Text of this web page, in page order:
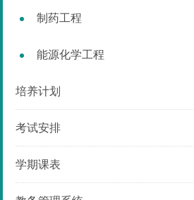
制药工程
能源化学工程
培养计划
考试安排
学期课表